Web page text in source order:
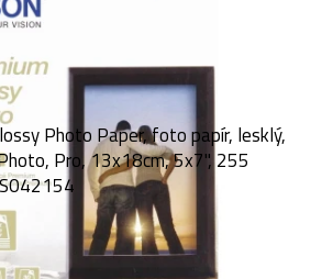
Photo Paper, foto papír, lesklý,
Pro, 13x18cm, 5x7", 255